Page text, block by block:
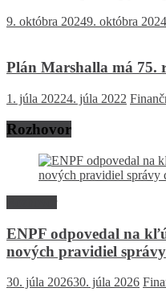
9. októbra 20249. októbra 2024
Plán Marshalla má 75.
1. júla 20224. júla 2022
Rozhovor
ENPF odpovedal na
nových pravidiel
30. júla 202630. júla 2026